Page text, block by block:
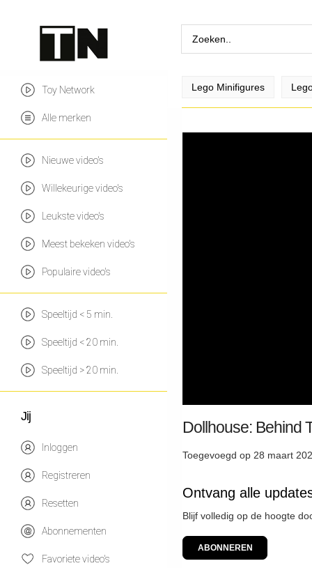
Toy Network
Alle merken
Nieuwe video's
Willekeurige video's
Leukste video's
Meest bekeken video's
Populaire video's
Speeltijd < 5 min.
Speeltijd < 20 min.
Speeltijd > 20 min.
Jij
Inloggen
Registreren
Resetten
Abonnementen
Favoriete video's
Lego Minifigures
Dollhouse: Behind
Toegevoegd op 28 maart
Ontvang alle
Blijf volledig op de hoogte
ABONNEREN